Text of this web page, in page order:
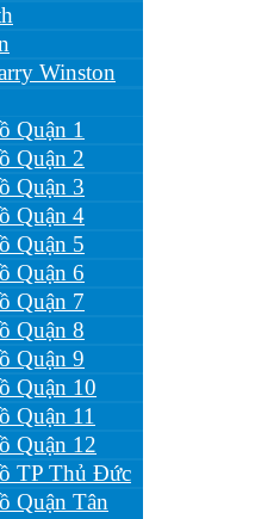
Winston
Quận 1
Quận 2
Quận 3
Quận 4
Quận 5
Quận 6
Quận 7
Quận 8
Quận 9
Quận 10
Quận 11
Quận 12
TP Thủ Đức
Quận Tân